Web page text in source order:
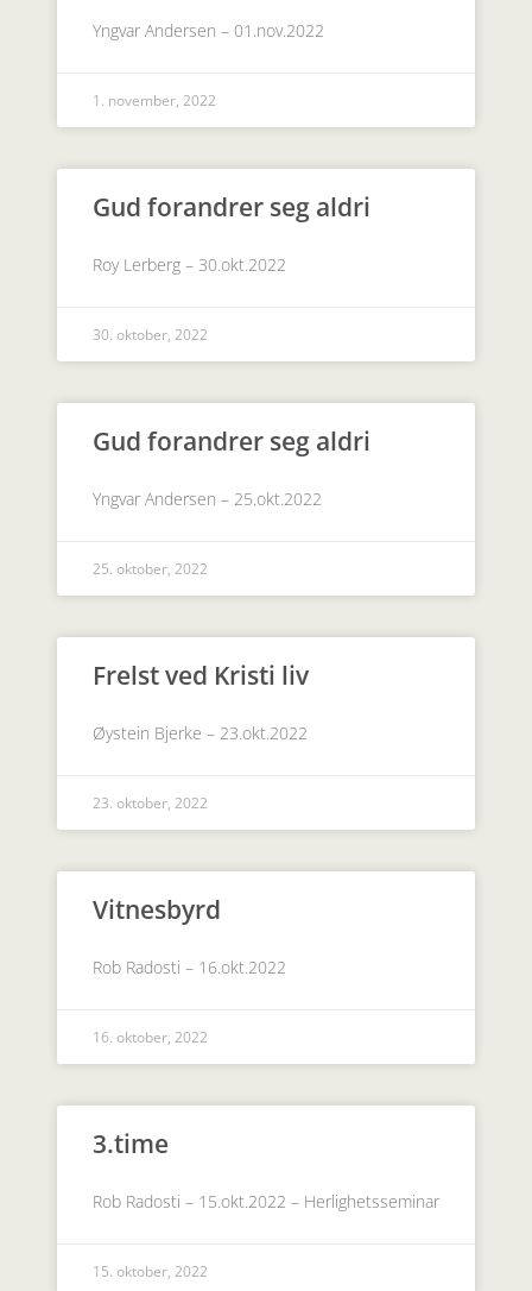
Yngvar Andersen – 01.nov.2022
1. november, 2022
Gud forandrer seg aldri
Roy Lerberg – 30.okt.2022
30. oktober, 2022
Gud forandrer seg aldri
Yngvar Andersen – 25.okt.2022
25. oktober, 2022
Frelst ved Kristi liv
Øystein Bjerke – 23.okt.2022
23. oktober, 2022
Vitnesbyrd
Rob Radosti – 16.okt.2022
16. oktober, 2022
3.time
Rob Radosti – 15.okt.2022 – Herlighetsseminar
15. oktober, 2022